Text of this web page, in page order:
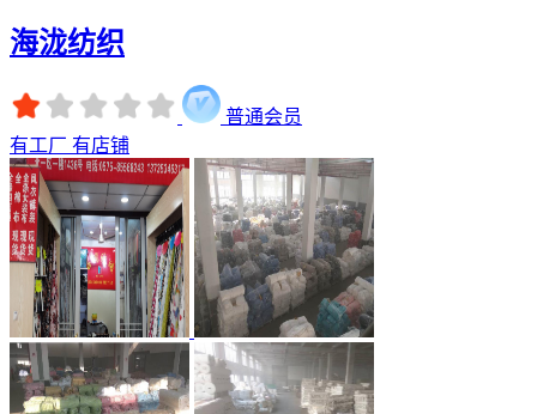
海泷纺织
普通会员
有工厂 有店铺